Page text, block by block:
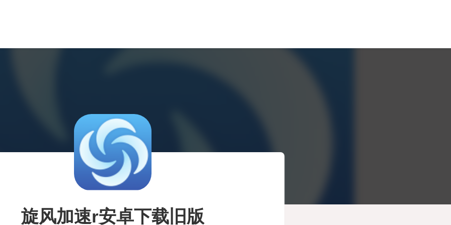
旋风加速r安卓下载旧版